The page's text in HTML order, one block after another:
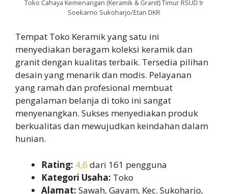
Toko Cahaya Kemenangan (Keramik & Granit) Timur RSUD Ir
Soekarno Sukoharjo/Etan DKR
Tempat Toko Keramik yang satu ini
menyediakan beragam koleksi keramik dan
granit dengan kualitas terbaik. Tersedia pilihan
desain yang menarik dan modis. Pelayanan
yang ramah dan profesional membuat
pengalaman belanja di toko ini sangat
menyenangkan. Sukses menyediakan produk
berkualitas dan mewujudkan keindahan dalam
hunian.
Rating: 4,6 dari 161 pengguna
Kategori Usaha: Toko
Alamat: Sawah, Gayam, Kec. Sukoharjo,